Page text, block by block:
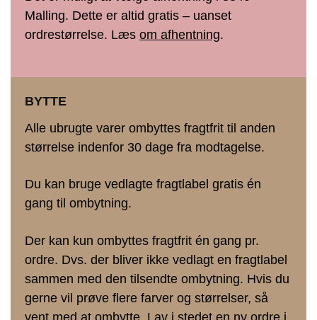
Malling. Dette er altid gratis – uanset
ordrestørrelse. Læs om afhentning.
BYTTE
Alle ubrugte varer ombyttes fragtfrit til anden
størrelse indenfor 30 dage fra modtagelse.
Du kan bruge vedlagte fragtlabel gratis én
gang til ombytning.
Der kan kun ombyttes fragtfrit én gang pr.
ordre. Dvs. der bliver ikke vedlagt en fragtlabel
sammen med den tilsendte ombytning. Hvis du
gerne vil prøve flere farver og størrelser, så
vent med at ombytte. Lav i stedet en ny ordre i